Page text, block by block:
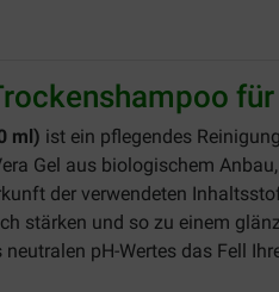
für
ml) ist ein pflegendes
Gel aus biologischem
der verwendeten
stärken und so zu einem
pH-Wertes das Fell